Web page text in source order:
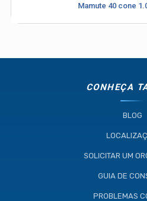
Mamute 40 cone
CONHEÇA
BLOG
SOLICITAR UM
GUIA DE
PROBLEMAS